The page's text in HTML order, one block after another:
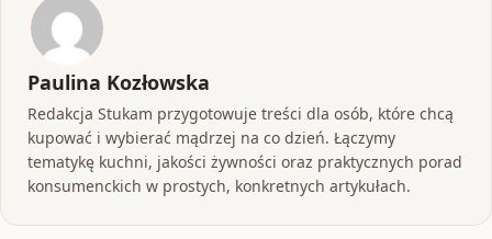
Paulina Kozłowska
Redakcja Stukam przygotowuje treści dla osób, które chcą
kupować i wybierać mądrzej na co dzień. Łączymy
tematykę kuchni, jakości żywności oraz praktycznych porad
konsumenckich w prostych, konkretnych artykułach.